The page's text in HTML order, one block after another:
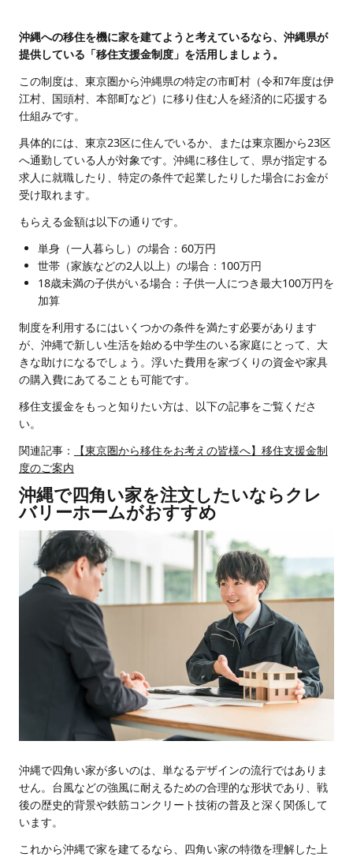
沖縄への移住を機に家を建てようと考えているなら、沖縄県が
提供している「移住支援金制度」を活用しましょう。
この制度は、東京圏から沖縄県の特定の市町村（令和7年度は伊
江村、国頭村、本部町など）に移り住む人を経済的に応援する
仕組みです。
具体的には、東京23区に住んでいるか、または東京圏から23区
へ通勤している人が対象です。沖縄に移住して、県が指定する
求人に就職したり、特定の条件で起業したりした場合にお金が
受け取れます。
もらえる金額は以下の通りです。
単身（一人暮らし）の場合：60万円
世帯（家族などの2人以上）の場合：100万円
18歳未満の子供がいる場合：子供一人につき最大100万円を
加算
制度を利用するにはいくつかの条件を満たす必要があります
が、沖縄で新しい生活を始める中学生のいる家庭にとって、大
きな助けになるでしょう。浮いた費用を家づくりの資金や家具
の購入費にあてることも可能です。
移住支援金をもっと知りたい方は、以下の記事をご覧くださ
い。
関連記事：
【東京圏から移住をお考えの皆様へ】移住支援金制
度のご案内
沖縄で四角い家を注文したいならクレ
バリーホームがおすすめ
沖縄で四角い家が多いのは、単なるデザインの流行ではありま
せん。台風などの強風に耐えるための合理的な形状であり、戦
後の歴史的背景や鉄筋コンクリート技術の普及と深く関係して
います。
これから沖縄で家を建てるなら、四角い家の特徴を理解した上